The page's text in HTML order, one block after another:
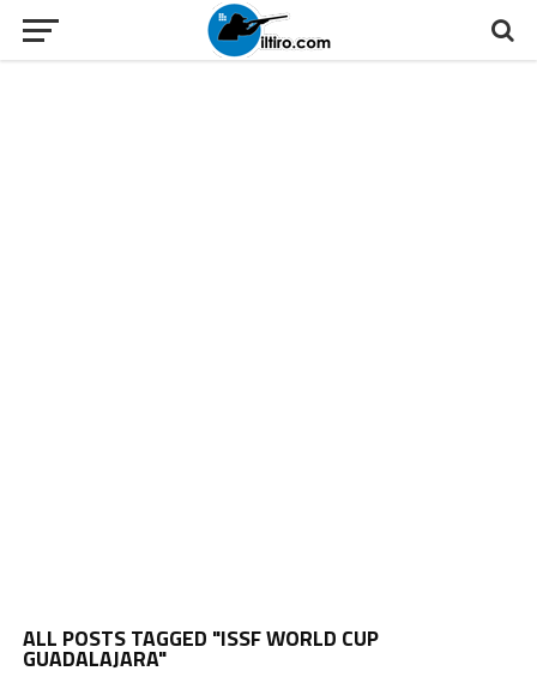
ALL POSTS TAGGED "ISSF WORLD CUP
GUADALAJARA"